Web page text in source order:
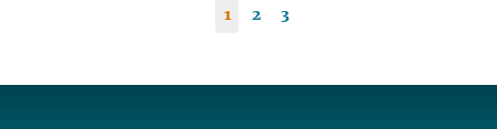
1 2 3